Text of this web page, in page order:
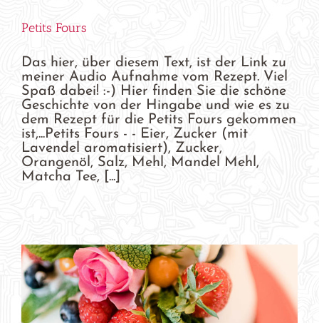
Petits Fours
Das hier, über diesem Text, ist der Link zu
meiner Audio Aufnahme vom Rezept. Viel
Spaß dabei! :-) Hier finden Sie die schöne
Geschichte von der Hingabe und wie es zu
dem Rezept für die Petits Fours gekommen
ist,...Petits Fours - - Eier, Zucker (mit
Lavendel aromatisiert), Zucker,
Orangenöl, Salz, Mehl, Mandel Mehl,
Matcha Tee, [...]